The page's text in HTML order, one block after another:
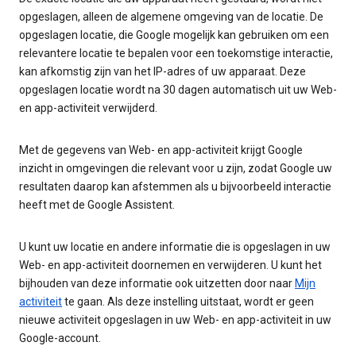
opgeslagen, alleen de algemene omgeving van de locatie. De
opgeslagen locatie, die Google mogelijk kan gebruiken om een
relevantere locatie te bepalen voor een toekomstige interactie,
kan afkomstig zijn van het IP-adres of uw apparaat. Deze
opgeslagen locatie wordt na 30 dagen automatisch uit uw Web-
en app-activiteit verwijderd.
Met de gegevens van Web- en app-activiteit krijgt Google
inzicht in omgevingen die relevant voor u zijn, zodat Google uw
resultaten daarop kan afstemmen als u bijvoorbeeld interactie
heeft met de Google Assistent.
U kunt uw locatie en andere informatie die is opgeslagen in uw
Web- en app-activiteit doornemen en verwijderen. U kunt het
bijhouden van deze informatie ook uitzetten door naar Mijn
activiteitte gaan. Als deze instelling uitstaat, wordt er geen
nieuwe activiteit opgeslagen in uw Web- en app-activiteit in uw
Google-account.